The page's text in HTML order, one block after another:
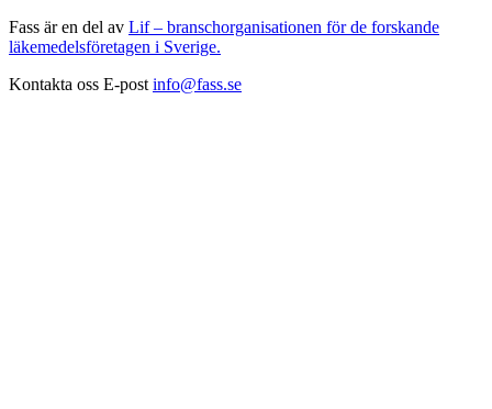
Fass är en del av Lif – branschorganisationen för de forskande
läkemedelsföretagen i Sverige.
Kontakta oss E-post info@fass.se